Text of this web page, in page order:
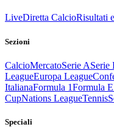
LiveDiretta CalcioRisultati
Sezioni
CalcioMercatoSerie ASerie
LeagueEuropa League
ItalianaFormula 1Formula E
CupNations LeagueTennis
Speciali